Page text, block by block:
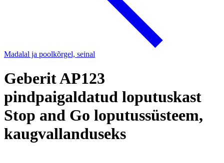
Madalal ja poolkõrgel, seinal
Geberit AP123
pindpaigaldatud loputuskast
Stop and Go loputussüsteem,
kaugvallanduseks